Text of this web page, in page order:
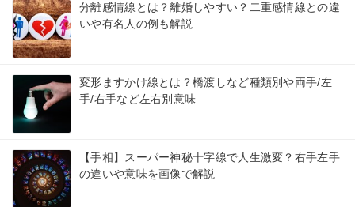
分離感情線とは？離婚しやすい？二重感情線との違
いや有名人の例も解説
変形ますかけ線とは？橋渡しなど種類別や両手/左
手/右手など左右別意味
【手相】スーパー神秘十字線で人生激変？右手左手
の違いや意味を画像で解説